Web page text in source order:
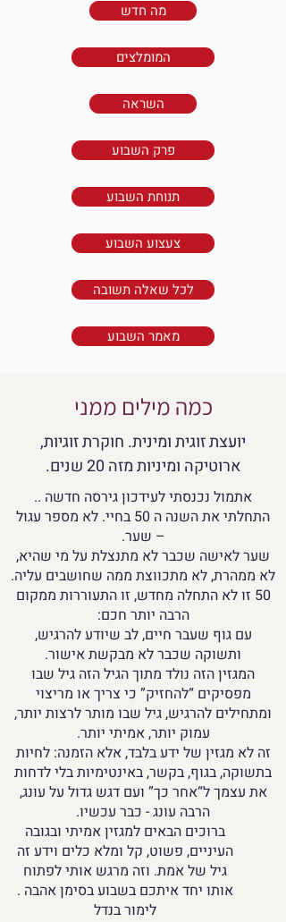
מה חדש
המומלצים
השראה
פרק השבוע
תנוחת השבוע
צעצוע השבוע
לכל שאלה תשובה
מאמר השבוע
כמה מילים ממני
יועצת זוגית ומינית. חוקרת זוגיות,
ארוטיקה ומיניות מזה 20 שנים.
אתמול נכנסתי לעידכון גירסה חדשה ..
התחלתי את השנה ה 50 בחיי. לא מספר עגול
– שער.
שער לאישה שכבר לא מתנצלת על מי שהיא,
לא ממהרת, לא מתכווצת ממה שחושבים עליה.
50 זו לא התחלה מחדש, זו התעוררות ממקום
הרבה יותר חכם:
עם גוף שעבר חיים, לב שיודע להרגיש,
ותשוקה שכבר לא מבקשת אישור.
המגזין הזה נולד מתוך הגיל הזה גיל שבו
מפסיקים “להחזיק” כי צריך או מריצוי
ומתחילים להרגיש, גיל שבו מותר לרצות יותר,
עמוק יותר, אמיתי יותר.
זה לא מגזין של ידע בלבד, אלא הזמנה: לחיות
בתשוקה, בגוף, בקשר, באינטימיות בלי לדחות
את עצמך ל“אחר כך” ועם דגש גדול על עונג,
הרבה עונג - כבר עכשיו.
ברוכים הבאים למגזין אמיתי ובגובה
העיניים, פשוט, קל ומלא כלים וידע זה
גיל של אמת. וזה מרגש אותי לפתוח
אותו יחד איתכם בשבוע בסימן אהבה .
לימור בנדל